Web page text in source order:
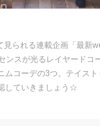
見られる連載企画「最新
スが光るレイヤードコ
ムコーデの3つ。テイス
していきましょう☆